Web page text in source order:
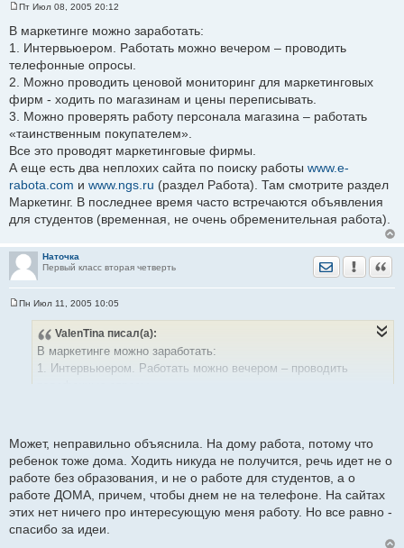
о
е
е
Пт Июл 08, 2005 20:12
В маркетинге можно заработать:
1. Интервьюером. Работать можно вечером – проводить
телефонные опросы.
2. Можно проводить ценовой мониторинг для маркетинговых
фирм - ходить по магазинам и цены переписывать.
3. Можно проверять работу персонала магазина – работать
«таинственным покупателем».
Все это проводят маркетинговые фирмы.
А еще есть два неплохих сайта по поиску работы www.e-
rabota.com и www.ngs.ru (раздел Работа). Там смотрите раздел
Маркетинг. В последнее время часто встречаются объявления
для студентов (временная, не очень обременительная работа).
Наточка
Первый класс вторая четверть
Отправить
Пн Июл 11, 2005 10:05
ValenTina писал(а):
В маркетинге можно заработать:
1. Интервьюером. Работать можно вечером – проводить
3. Можно проверять работу персонала магазина – работать
«таинственным покупателем».
Все это проводят маркетинговые фирмы.
А еще есть два неплохих сайта по поиску работы
www.e-
rabota.com
и www.ngs.ru
(раздел Работа). Там смотрите раздел
Маркетинг. В последнее время часто встречаются объявления
для студентов (временная, не очень обременительная работа).
Может, неправильно объяснила. На дому работа, потому что
ребенок тоже дома. Ходить никуда не получится, речь идет не о
работе без образования, и не о работе для студентов, а о
работе ДОМА, причем, чтобы днем не на телефоне. На сайтах
этих нет ничего про интересующую меня работу. Но все равно -
спасибо за идеи.